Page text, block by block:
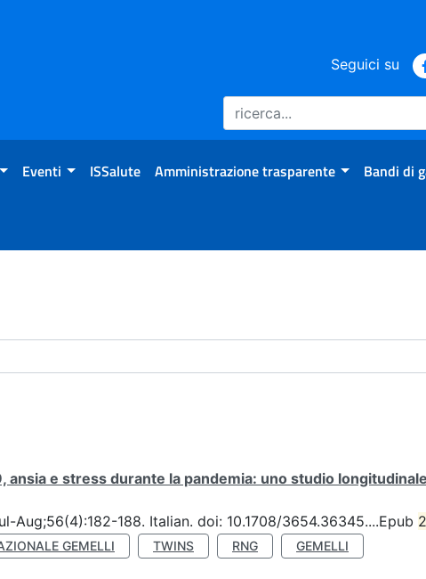
Seguici su
Eventi ISSalute Amministrazione trasparente Bandi di
ansia e stress durante la pandemia: uno studio
Aug;56(4):182-188. Italian. doi: 10.1708/3654.36345....Epub
GEMELLI TWINS RNG GEMELLI